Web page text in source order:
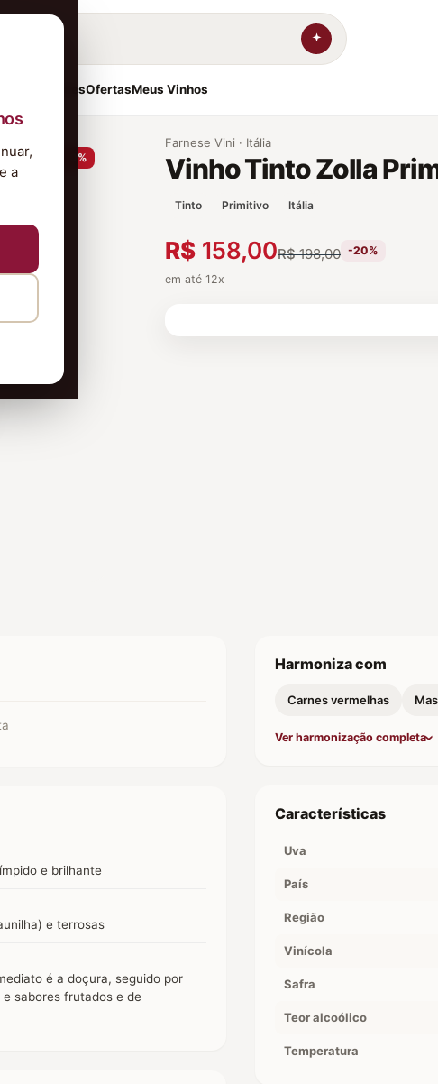
a
& PresentesOfertasMeus Vinhos
-20%
Farnese Vini · Itália
Vinho Tinto Zolla
Tinto Primitivo Itália
R$ 158,00R$198,00 -20%
em até 12x
e brilhante
e terrosas
é a doçura, seguido por
sabores frutados e de
Harmoniza com
Carnes vermelhas
Ver harmonização completa
Características
Uva
País
Região
Vinícola
Safra
Teor alcoólico
Temperatura